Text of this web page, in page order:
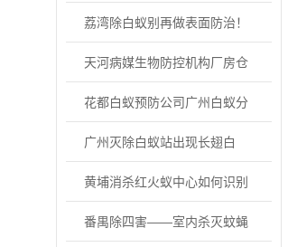
虫，上门防控更...
荔湾除白蚁别再做表面防治！
专业灭蚁找益伦
天河病媒生物防控机构厂房仓
库有老鼠怎么办
花都白蚁预防公司广州白蚁分
飞期是什么时候
广州灭除白蚁站出现长翅白
蚁，务必提高警惕...
黄埔消杀红火蚁中心如何识别
户外常见的红火...
番禺除四害——室内杀灭蚊蝇